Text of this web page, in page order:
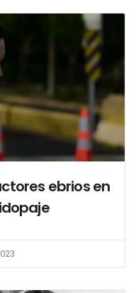
ebrios en